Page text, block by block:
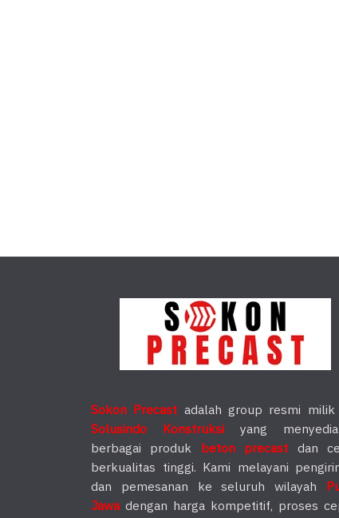
Sokon Precast adalah group resmi
Solusindo Konstruksi yang
berbagai produk beton precast dan
berkualitas tinggi. Kami melayani
dan pemesanan ke seluruh wilayah
Jawadengan harga kompetitif, proses